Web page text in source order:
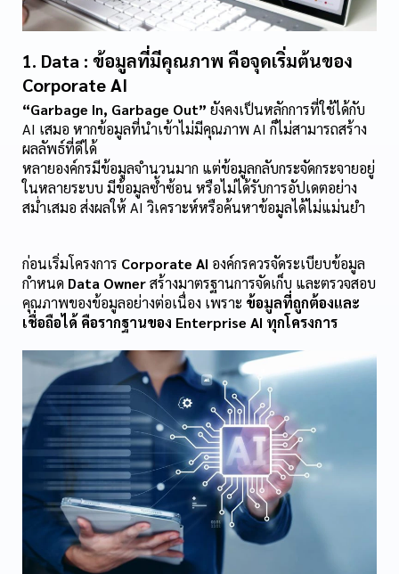
1. Data : ข้อมูลที่มีคุณภาพ คือจุดเริ่มต้นของ
Corporate AI
“Garbage In, Garbage Out” ยังคงเป็นหลักการที่ใช้ได้กับ
AI เสมอ หากข้อมูลที่นำเข้าไม่มีคุณภาพ AI ก็ไม่สามารถสร้าง
ผลลัพธ์ที่ดีได้
หลายองค์กรมีข้อมูลจำนวนมาก แต่ข้อมูลกลับกระจัดกระจายอยู่
ในหลายระบบ มีข้อมูลซ้ำซ้อน หรือไม่ได้รับการอัปเดตอย่าง
สม่ำเสมอ ส่งผลให้ AI วิเคราะห์หรือค้นหาข้อมูลได้ไม่แม่นยำ
ก่อนเริ่มโครงการ Corporate AI องค์กรควรจัดระเบียบข้อมูล
กำหนด Data Owner สร้างมาตรฐานการจัดเก็บ และตรวจสอบ
คุณภาพของข้อมูลอย่างต่อเนื่อง เพราะ ข้อมูลที่ถูกต้องและ
เชื่อถือได้ คือรากฐานของ Enterprise AI ทุกโครงการ